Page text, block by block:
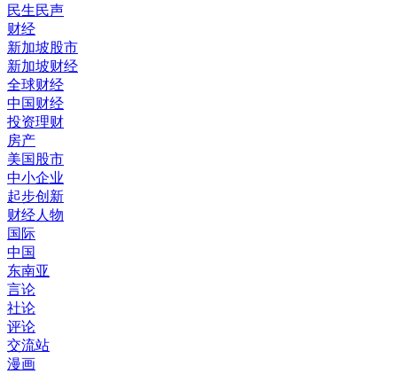
民生民声
财经
新加坡股市
新加坡财经
全球财经
中国财经
投资理财
房产
美国股市
中小企业
起步创新
财经人物
国际
中国
东南亚
言论
社论
评论
交流站
漫画